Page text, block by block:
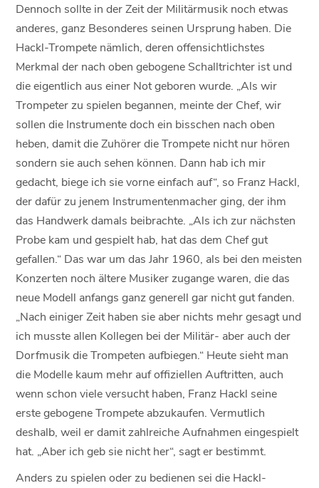
Dennoch sollte in der Zeit der Militärmusik noch etwas
anderes, ganz Besonderes seinen Ursprung haben. Die
Hackl-Trompete nämlich, deren offensichtlichstes
Merkmal der nach oben gebogene Schalltrichter ist und
die eigentlich aus einer Not geboren wurde. „Als wir
Trompeter zu spielen begannen, meinte der Chef, wir
sollen die Instrumente doch ein bisschen nach oben
heben, damit die Zuhörer die Trompete nicht nur hören
sondern sie auch sehen können. Dann hab ich mir
gedacht, biege ich sie vorne einfach auf“, so Franz Hackl,
der dafür zu jenem Instrumentenmacher ging, der ihm
das Handwerk damals beibrachte. „Als ich zur nächsten
Probe kam und gespielt hab, hat das dem Chef gut
gefallen.“ Das war um das Jahr 1960, als bei den meisten
Konzerten noch ältere Musiker zugange waren, die das
neue Modell anfangs ganz generell gar nicht gut fanden.
„Nach einiger Zeit haben sie aber nichts mehr gesagt und
ich musste allen Kollegen bei der Militär- aber auch der
Dorfmusik die Trompeten aufbiegen.“ Heute sieht man
die Modelle kaum mehr auf offiziellen Auftritten, auch
wenn schon viele versucht haben, Franz Hackl seine
erste gebogene Trompete abzukaufen. Vermutlich
deshalb, weil er damit zahlreiche Aufnahmen eingespielt
hat. „Aber ich geb sie nicht her“, sagt er bestimmt.
Anders zu spielen oder zu bedienen sei die Hackl-